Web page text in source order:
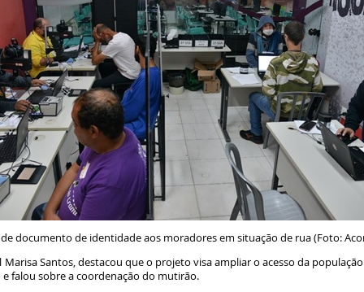
documento de identidade aos moradores em situação de rua (Foto:
Santos, destacou que o projeto visa ampliar o acesso da
falou sobre a coordenação do mutirão.